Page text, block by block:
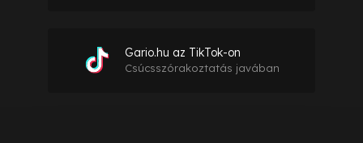
Gario.hu az TikTok-on
Csúcsszórakoztatás javában